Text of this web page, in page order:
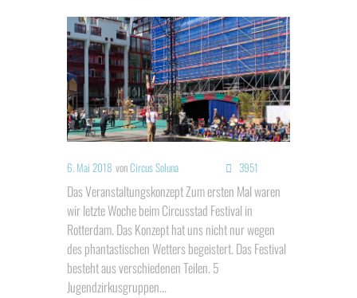
6. Mai 2018 vonCircus Soluna 3951
Das Veranstaltungskonzept Zum ersten Mal waren
wir letzte Woche beim Circusstad Festival in
Rotterdam. Das Konzept hat uns nicht nur wegen
des phantastischen Wetters begeistert. Das Festival
besteht aus verschiedenen Teilen. 5
Jugendzirkusgruppen...